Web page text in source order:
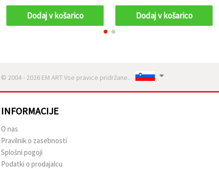
Dodaj v košarico Dodaj v košarico
© 2004 - 2026 EM ART Vse pravice pridržane..
INFORMACIJE
O nas
Pravilnik o zasebnosti
Splošni pogoji
Podatki o prodajalcu